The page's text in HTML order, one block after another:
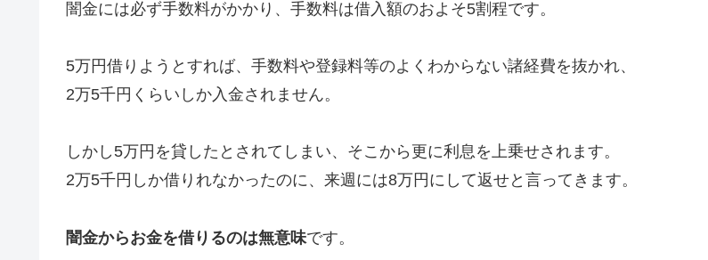
闇金には必ず手数料がかかり、手数料は借入額のおよそ5割程です。
5万円借りようとすれば、手数料や登録料等のよくわからない諸経費を抜かれ、
2万5千円くらいしか入金されません。
しかし5万円を貸したとされてしまい、そこから更に利息を上乗せされます。
2万5千円しか借りれなかったのに、来週には8万円にして返せと言ってきます。
闇金からお金を借りるのは無意味です。